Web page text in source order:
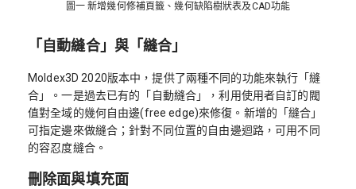
圖一 新增幾何修補頁籤、幾何缺陷樹狀表及CAD功能
「自動縫合」與「縫合」
Moldex3D 2020版本中，提供了兩種不同的功能來執行「縫
合」。一是過去已有的「自動縫合」，利用使用者自訂的閥
值對全域的幾何自由邊(free edge)來修復。新增的「縫合」
可指定邊來做縫合；針對不同位置的自由邊迴路，可用不同
的容忍度縫合。
刪除面與填充面